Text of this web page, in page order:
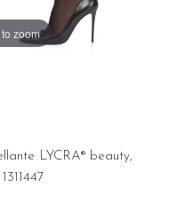
zoom
LYCRA® beauty,